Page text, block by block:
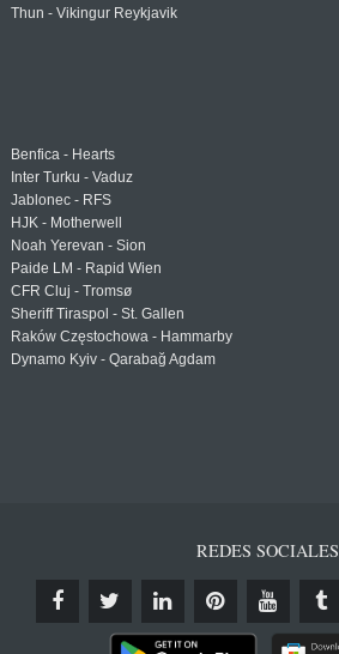
Thun - Vikingur Reykjavik
Benfica - Hearts
Inter Turku - Vaduz
Jablonec - RFS
HJK - Motherwell
Noah Yerevan - Sion
Paide LM - Rapid Wien
CFR Cluj - Tromsø
Sheriff Tiraspol - St. Gallen
Raków Częstochowa - Hammarby
Dynamo Kyiv - Qarabağ Agdam
REDES SOCIALES